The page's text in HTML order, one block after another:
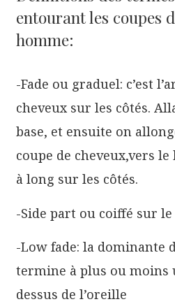
entourant les coupes
homme:
-Fade ou graduel: c’est
cheveux sur les côtés.
base, et ensuite on
coupe de cheveux,vers
à long sur les côtés.
-Side part ou coiffé sur
-Low fade: la dominante
termine à plus ou moins
dessus de l’oreille